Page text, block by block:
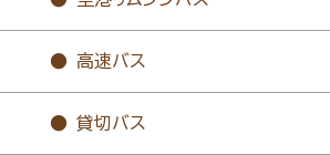
高速バス
貸切バス